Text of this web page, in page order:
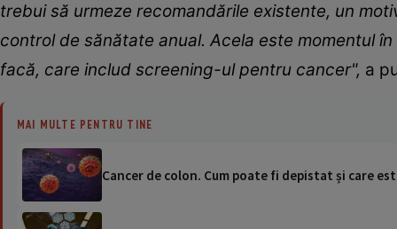
trebui să urmeze recomandările existente, un
control de sănătate anual. Acela este momentul
facă, care includ screening-ul pentru cancer", a
MAI MULTE PENTRU TINE
Cancer de colon. Cum poate fi depistat și care